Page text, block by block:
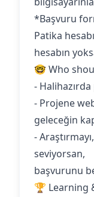
*Başvuru
Patika
hesabın
🤓 Who
-
- Projene
geleceğin
-
seviyorsan,
başvurunu
🏆 Learning